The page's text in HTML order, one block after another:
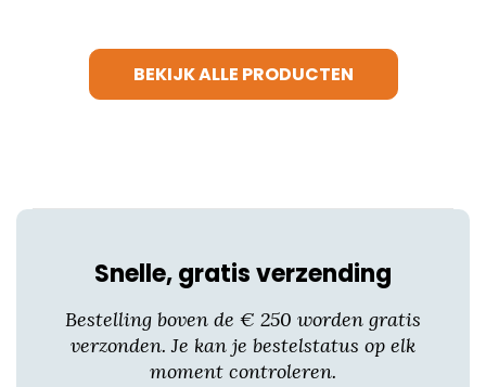
variaties.
op
productpagina
BEKIJK ALLE PRODUCTEN
Snelle, gratis verzending
Bestelling boven de € 250 worden gratis
verzonden. Je kan je bestelstatus op elk
moment controleren.